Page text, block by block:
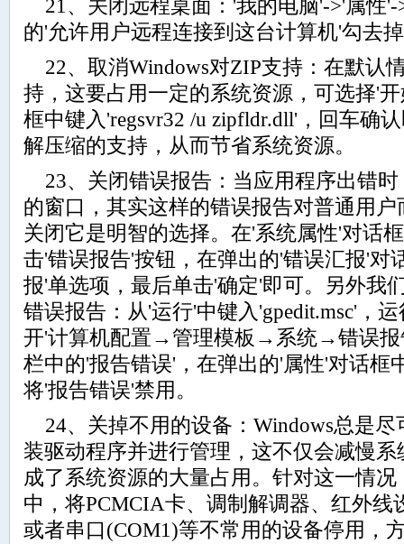
21、关闭远程桌面：'我的电脑'->'属性'-
的'允许用户远程连接到这台计算机'勾去
22、取消Windows对ZIP支持：在默认
持，这要占用一定的系统资源，可选择'
框中键入'regsvr32 /u zipfldr.dll'，回车确
解压缩的支持，从而节省系统资源。
23、关闭错误报告：当应用程序出错
的窗口，其实这样的错误报告对普通用
关闭它是明智的选择。在'系统属性'对话
击'错误报告'按钮，在弹出的'错误汇报'对
报'单选项，最后单击'确定'即可。另外我
错误报告：从'运行'中键入'gpedit.msc'，
开'计算机配置→管理模板→系统→错误报
栏中的'报告错误'，在弹出的'属性'对话框
将'报告错误'禁用。
24、关掉不用的设备：Windows总是尽
装驱动程序并进行管理，这不仅会减慢
成了系统资源的大量占用。针对这一情
中，将PCMCIA卡、调制解调器、红外线
或者串口(COM1)等不常用的设备停用，